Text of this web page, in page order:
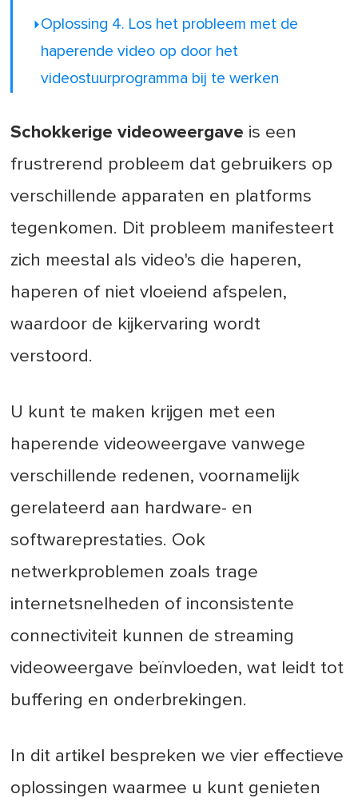
Oplossing 4. Los het probleem met de
haperende video op door het
videostuurprogramma bij te werken
Schokkerige videoweergave is een
frustrerend probleem dat gebruikers op
verschillende apparaten en platforms
tegenkomen. Dit probleem manifesteert
zich meestal als video's die haperen,
haperen of niet vloeiend afspelen,
waardoor de kijkervaring wordt
verstoord.
U kunt te maken krijgen met een
haperende videoweergave vanwege
verschillende redenen, voornamelijk
gerelateerd aan hardware- en
softwareprestaties. Ook
netwerkproblemen zoals trage
internetsnelheden of inconsistente
connectiviteit kunnen de streaming
videoweergave beïnvloeden, wat leidt tot
buffering en onderbrekingen.
In dit artikel bespreken we vier effectieve
oplossingen waarmee u kunt genieten